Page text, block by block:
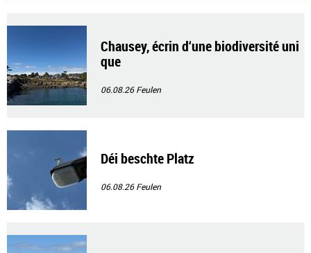
Chausey, écrin d‘une biodiversité uni
que
06.08.26Feulen
Déi beschte Platz
06.08.26Feulen